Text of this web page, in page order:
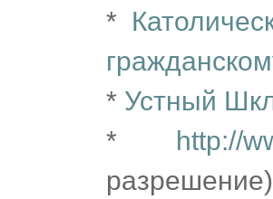
*
* Устный
* http://
разрешение)